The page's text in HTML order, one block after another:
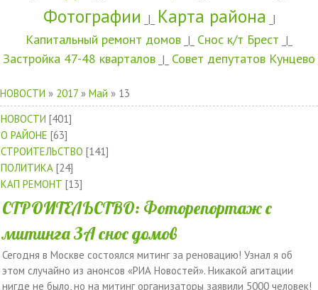
Фотографии _|_ Карта района _|
Капитальный ремонт домов _|_ Снос к/т Брест _|_
Застройка 47-48 кварталов _|_ Совет депутатов Кунцево
НОВОСТИ » 2017 » Май » 13
НОВОСТИ [401]
О РАЙОНЕ [63]
СТРОИТЕЛЬСТВО [141]
ПОЛИТИКА [24]
КАП РЕМОНТ [13]
СТРОИТЕЛЬСТВО: Фоторепортаж с
митинга ЗА снос домов
Сегодня в Москве состоялся митинг за реновацию! Узнал я об
этом случайно из анонсов «РИА Новостей». Никакой агитации
нигде не было, но на митинг организаторы заявили 5000 человек!